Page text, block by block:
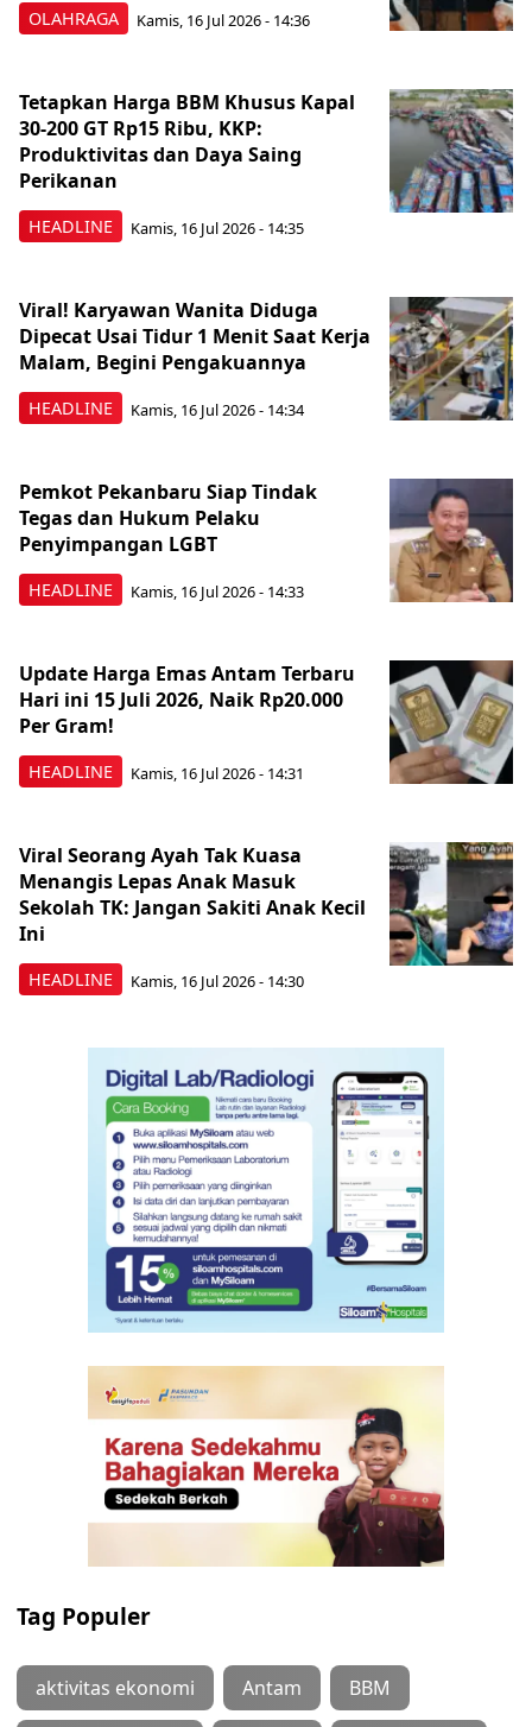
OLAHRAGA Kamis, 16 Jul 2026 - 14:36
HEADLINE
Tetapkan Harga BBM Khusus Kapal
30-200 GT Rp15 Ribu, KKP:
Produktivitas dan Daya Saing
Perikanan
Kamis, 16 Jul 2026 - 14:35
HEADLINE
Viral! Karyawan Wanita Diduga
Dipecat Usai Tidur 1 Menit Saat Kerja
Malam, Begini Pengakuannya
Kamis, 16 Jul 2026 - 14:34
HEADLINE
Pemkot Pekanbaru Siap Tindak
Tegas dan Hukum Pelaku
Penyimpangan LGBT
Kamis, 16 Jul 2026 - 14:33
HEADLINE
Update Harga Emas Antam Terbaru
Hari ini 15 Juli 2026, Naik Rp20.000
Per Gram!
Kamis, 16 Jul 2026 - 14:31
HEADLINE
Viral Seorang Ayah Tak Kuasa
Menangis Lepas Anak Masuk
Sekolah TK: Jangan Sakiti Anak Kecil
Ini
Kamis, 16 Jul 2026 - 14:30
Tag Populer
aktivitas ekonomi Antam BBM